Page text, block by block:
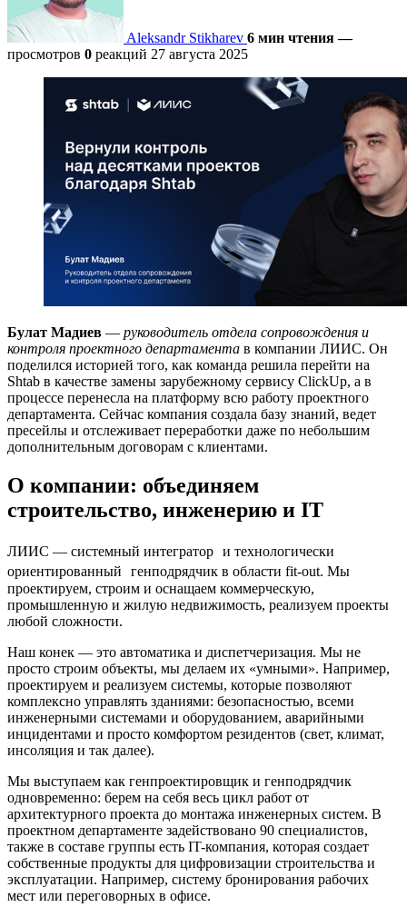
Aleksandr Stikharev 6 мин чтения —
просмотров 0 реакций 27 августа 2025
Булат Мадиев — руководитель отдела сопровождения и
контроля проектного департамента в компании ЛИИС. Он
поделился историей того, как команда решила перейти на
Shtab в качестве замены зарубежному сервису ClickUp, а в
процессе перенесла на платформу всю работу проектного
департамента. Сейчас компания создала базу знаний, ведет
пресейлы и отслеживает переработки даже по небольшим
дополнительным договорам с клиентами.
О компании: объединяем
строительство, инженерию и IT
ЛИИС — системный интегратор и технологически
ориентированный генподрядчик в области fit-out. Мы
проектируем, строим и оснащаем коммерческую,
промышленную и жилую недвижимость, реализуем проекты
любой сложности.
Наш конек — это автоматика и диспетчеризация. Мы не
просто строим объекты, мы делаем их «умными». Например,
проектируем и реализуем системы, которые позволяют
комплексно управлять зданиями: безопасностью, всеми
инженерными системами и оборудованием, аварийными
инцидентами и просто комфортом резидентов (свет, климат,
инсоляция и так далее).
Мы выступаем как генпроектировщик и генподрядчик
одновременно: берем на себя весь цикл работ от
архитектурного проекта до монтажа инженерных систем. В
проектном департаменте задействовано 90 специалистов,
также в составе группы есть IT-компания, которая создает
собственные продукты для цифровизации строительства и
эксплуатации. Например, систему бронирования рабочих
мест или переговорных в офисе.